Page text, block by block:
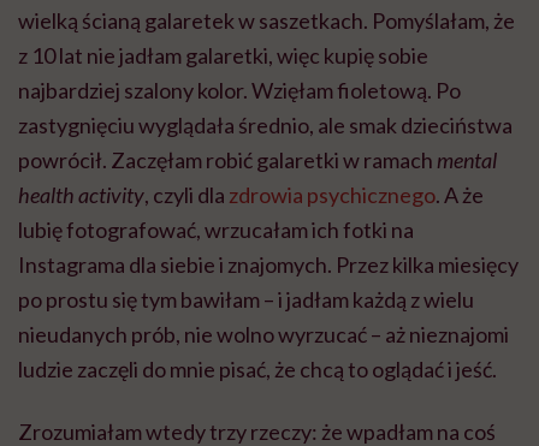
wielką ścianą galaretek w saszetkach. Pomyślałam, że
z 10 lat nie jadłam galaretki, więc kupię sobie
najbardziej szalony kolor. Wzięłam fioletową. Po
zastygnięciu wyglądała średnio, ale smak dzieciństwa
powrócił. Zaczęłam robić galaretki w ramach mental
health activity, czyli dla zdrowia psychicznego. A że
lubię fotografować, wrzucałam ich fotki na
Instagrama dla siebie i znajomych. Przez kilka miesięcy
po prostu się tym bawiłam – i jadłam każdą z wielu
nieudanych prób, nie wolno wyrzucać – aż nieznajomi
ludzie zaczęli do mnie pisać, że chcą to oglądać i jeść.
Zrozumiałam wtedy trzy rzeczy: że wpadłam na coś